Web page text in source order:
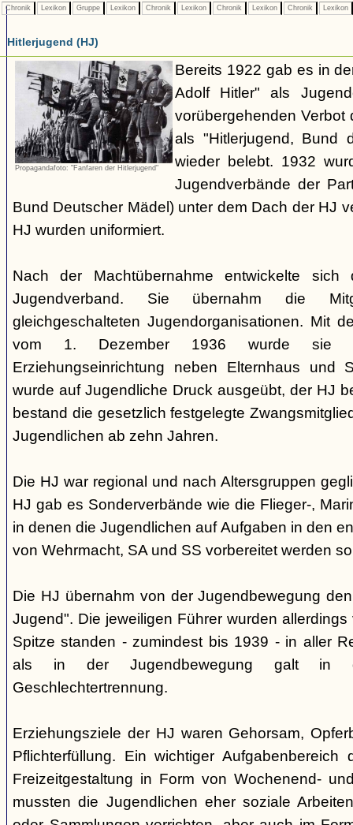
Chronik Lexikon Gruppe Lexikon Chronik Lexikon Chronik Lexikon Chronik Lexikon
Hitlerjugend (HJ)
Propagandafoto: "Fanfaren der Hitlerjugend"
Bereits 1922 gab es in
Adolf Hitler" als
vorübergehenden Verbot
als "Hitlerjugend, Bund
wieder belebt. 1932
Jugendverbände der
Bund Deutscher Mädel) unter dem Dach der HJ
HJ wurden uniformiert.
Nach der Machtübernahme entwickelte
Jugendverband. Sie übernahm die
gleichgeschalteten Jugendorganisationen. Mit
vom 1. Dezember 1936 wurde sie
Erziehungseinrichtung neben Elternhaus und
wurde auf Jugendliche Druck ausgeübt, der HJ
bestand die gesetzlich festgelegte
Jugendlichen ab zehn Jahren.
Die HJ war regional und nach Altersgruppen
HJ gab es Sonderverbände wie die Flieger-,
in denen die Jugendlichen auf Aufgaben in den
von Wehrmacht, SA und SS vorbereitet werden
Die HJ übernahm von der Jugendbewegung
Jugend". Die jeweiligen Führer wurden
Spitze standen - zumindest bis 1939 - in aller
als in der Jugendbewegung galt in
Geschlechtertrennung.
Erziehungsziele der HJ waren Gehorsam,
Pflichterfüllung. Ein wichtiger
Freizeitgestaltung in Form von Wochenend-
mussten die Jugendlichen eher soziale